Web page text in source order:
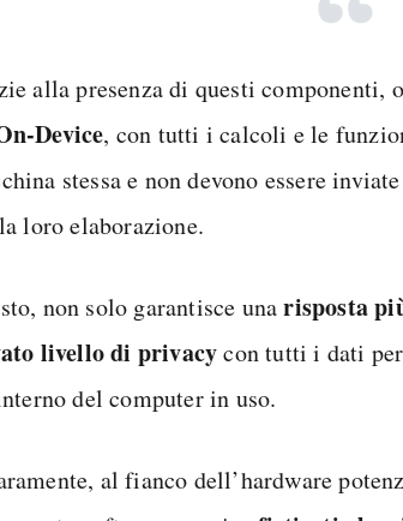
alla presenza di questi componenti,
Device, con tutti i calcoli e le
stessa e non devono essere
loro elaborazione.
non solo garantisce unarisposta
livello di privacycon tutti i dati
del computer in uso.
al fianco dell’hardware